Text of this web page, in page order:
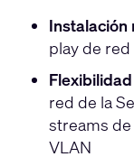
Instalación
play de red
red de la
streams de
VLAN